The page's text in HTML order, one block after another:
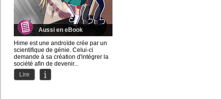
Aussi en eBook
Hime est une androïde crée par un
scientifique de génie. Celui-ci
demande à sa création d'intégrer la
société afin de devenir...
Lire